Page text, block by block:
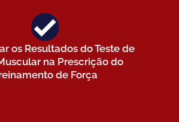
os Resultados do Teste de
na Prescrição do
de Força